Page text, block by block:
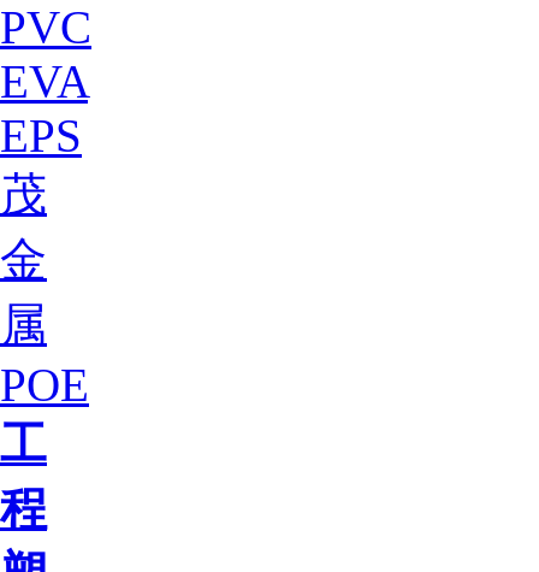
PVC
EVA
EPS
茂
金
属
POE
工
程